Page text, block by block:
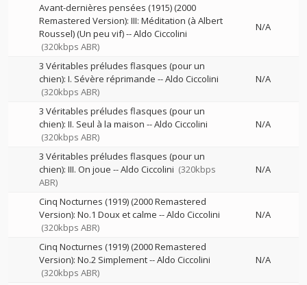
Avant-dernières pensées (1915) (2000
Remastered Version): III: Méditation (à Albert
Roussel) (Un peu vif)--Aldo Ciccolini
(320kbps ABR)
N/A
3 Véritables préludes flasques (pour un
chien): I. Sévère réprimande --Aldo Ciccolini
(320kbps ABR)
N/A
3 Véritables préludes flasques (pour un
chien): II. Seul à la maison --Aldo Ciccolini
(320kbps ABR)
N/A
3 Véritables préludes flasques (pour un
chien): III. On joue --Aldo Ciccolini (320kbps
ABR)
N/A
Cinq Nocturnes (1919) (2000 Remastered
Version): No.1 Doux et calme --Aldo Ciccolini
(320kbps ABR)
N/A
Cinq Nocturnes (1919) (2000 Remastered
Version): No.2 Simplement--Aldo Ciccolini
(320kbps ABR)
N/A